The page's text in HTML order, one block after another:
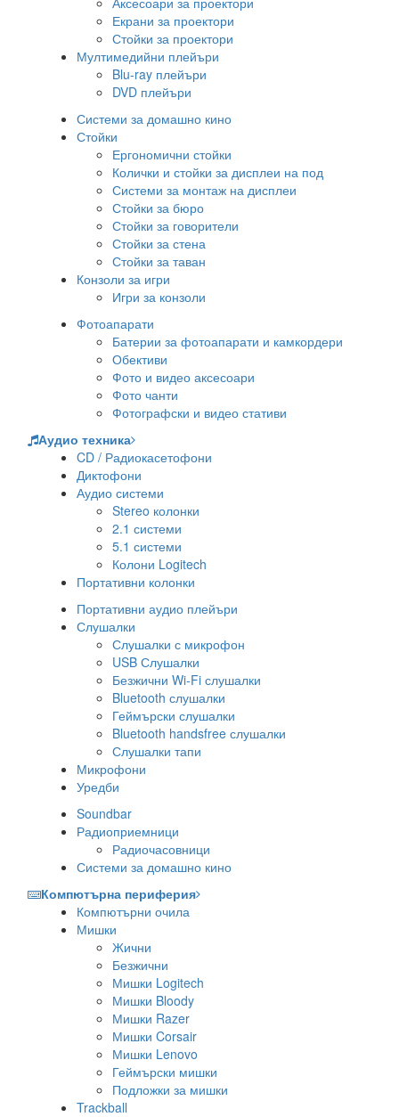
Екрани за проектори
Стойки за проектори
Мултимедийни плейъри
Blu-ray плейъри
DVD плейъри
Системи за домашно кино
Стойки
Ергономични стойки
Колички и стойки за дисплеи на под
Системи за монтаж на дисплеи
Стойки за бюро
Стойки за говорители
Стойки за стена
Стойки за таван
Конзоли за игри
Игри за конзоли
Фотоапарати
Батерии за фотоапарати и камкордери
Обективи
Фото и видео аксесоари
Фото чанти
Фотографски и видео стативи
Аудио техника
CD / Радиокасетофони
Диктофони
Аудио системи
Stereo колонки
2.1 системи
5.1 системи
Колони Logitech
Портативни колонки
Портативни аудио плейъри
Слушалки
Слушалки с микрофон
USB Слушалки
Безжични Wi-Fi слушалки
Bluetooth слушалки
Геймърски слушалки
Bluetooth handsfree слушалки
Слушалки тапи
Микрофони
Уредби
Soundbar
Радиоприемници
Радиочасовници
Системи за домашно кино
Компютърна периферия
Компютърни очила
Мишки
Жични
Безжични
Мишки Logitech
Мишки Bloody
Мишки Razer
Мишки Corsair
Мишки Lenovo
Геймърски мишки
Подложки за мишки
Trackball